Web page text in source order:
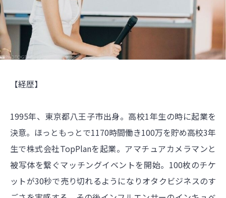
【経歴】
1995年、東京都八王子市出身。高校1年生の時に起業を
決意。ほっともっとで1170時間働き100万を貯め高校3年
生で株式会社TopPlanを起業。アマチュアカメラマンと
被写体を繋ぐマッチングイベントを開始。100枚のチケ
ットが30秒で売り切れるようになりオタクビジネスのす